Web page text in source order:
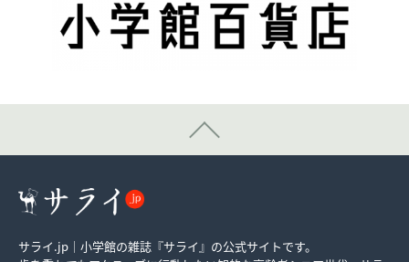
サライ.jp｜小学館の雑誌『サライ』の公式サイトです。